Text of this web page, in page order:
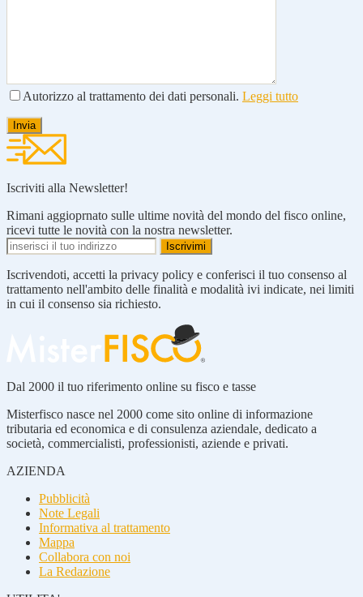
Autorizzo al trattamento dei dati personali. Leggi tutto
Iscriviti alla Newsletter!
Rimani aggioprnato sulle ultime novità del mondo del fisco online,
ricevi tutte le novità con la nostra newsletter.
Iscrivendoti, accetti la privacy policy e conferisci il tuo consenso al
trattamento nell'ambito delle finalità e modalità ivi indicate, nei limiti
in cui il consenso sia richiesto.
Dal 2000 il tuo riferimento online su fisco e tasse
Misterfisco nasce nel 2000 come sito online di informazione
tributaria ed economica e di consulenza aziendale, dedicato a
società, commercialisti, professionisti, aziende e privati.
AZIENDA
Pubblicità
Note Legali
Informativa al trattamento
Mappa
Collabora con noi
La Redazione